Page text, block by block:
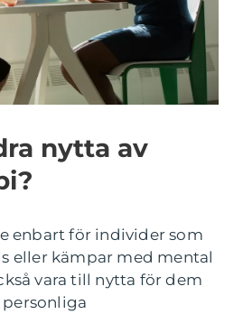
nytta av
enbart för individer som
eller kämpar med mental
vara till nytta för dem